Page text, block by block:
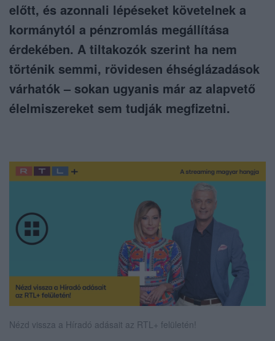
előtt, és azonnali lépéseket követelnek a
kormánytól a pénzromlás megállítása
érdekében. A tiltakozók szerint ha nem
történik semmi, rövidesen éhséglázadások
várhatók – sokan ugyanis már az alapvető
élelmiszereket sem tudják megfizetni.
Nézd vissza a Híradó adásait az RTL+ felületén!